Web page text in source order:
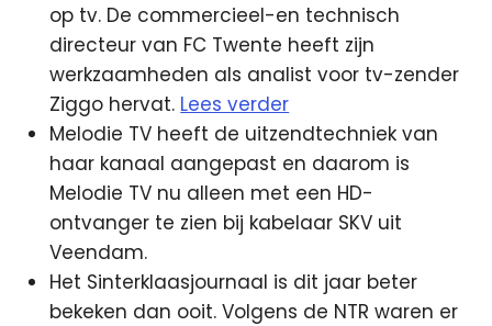
op tv. De commercieel-en technisch
directeur van FC Twente heeft zijn
werkzaamheden als analist voor tv-zender
Ziggo hervat. Lees verder
Melodie TV heeft de uitzendtechniek van
haar kanaal aangepast en daarom is
Melodie TV nu alleen met een HD-
ontvanger te zien bij kabelaar SKV uit
Veendam.
Het Sinterklaasjournaal is dit jaar beter
bekeken dan ooit. Volgens de NTR waren er